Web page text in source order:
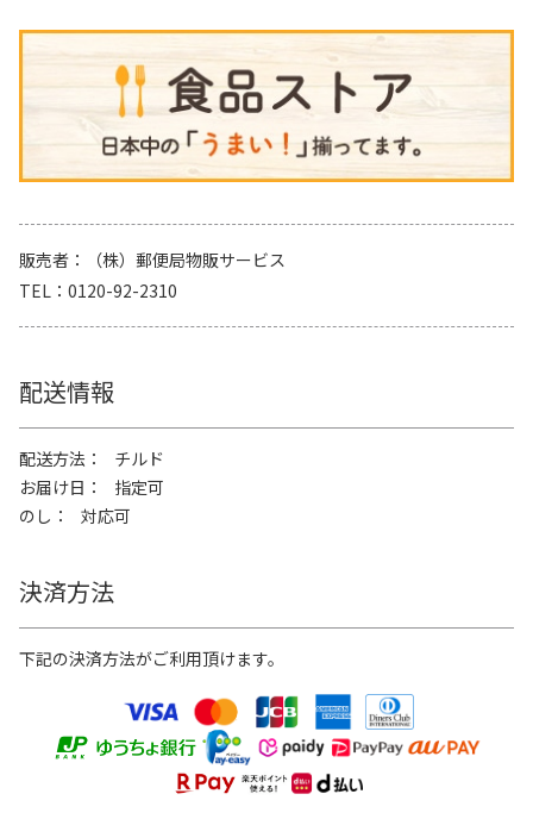
販売者
（株）郵便局物販サービス
TEL
0120-92-2310
配送情報
配送方法
チルド
お届け日
指定可
のし
対応可
決済方法
下記の決済方法がご利用頂けます。